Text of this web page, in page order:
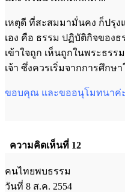
เหตุดี ที่สะสมมามั่นคง ก็ปรุ
เอง คือ ธรรม ปฏิบัติกิจของ
เข้าใจถูก เห็นถูกในพระธร
เจ้า ซึ่งควรเริ่มจากการศึกษ
ขอบคุณ และขออนุโมทนาค่ะ
ความคิดเห็นที่ 12
คนไทยพบธรรม
วันที่ 8 ส.ค. 2554